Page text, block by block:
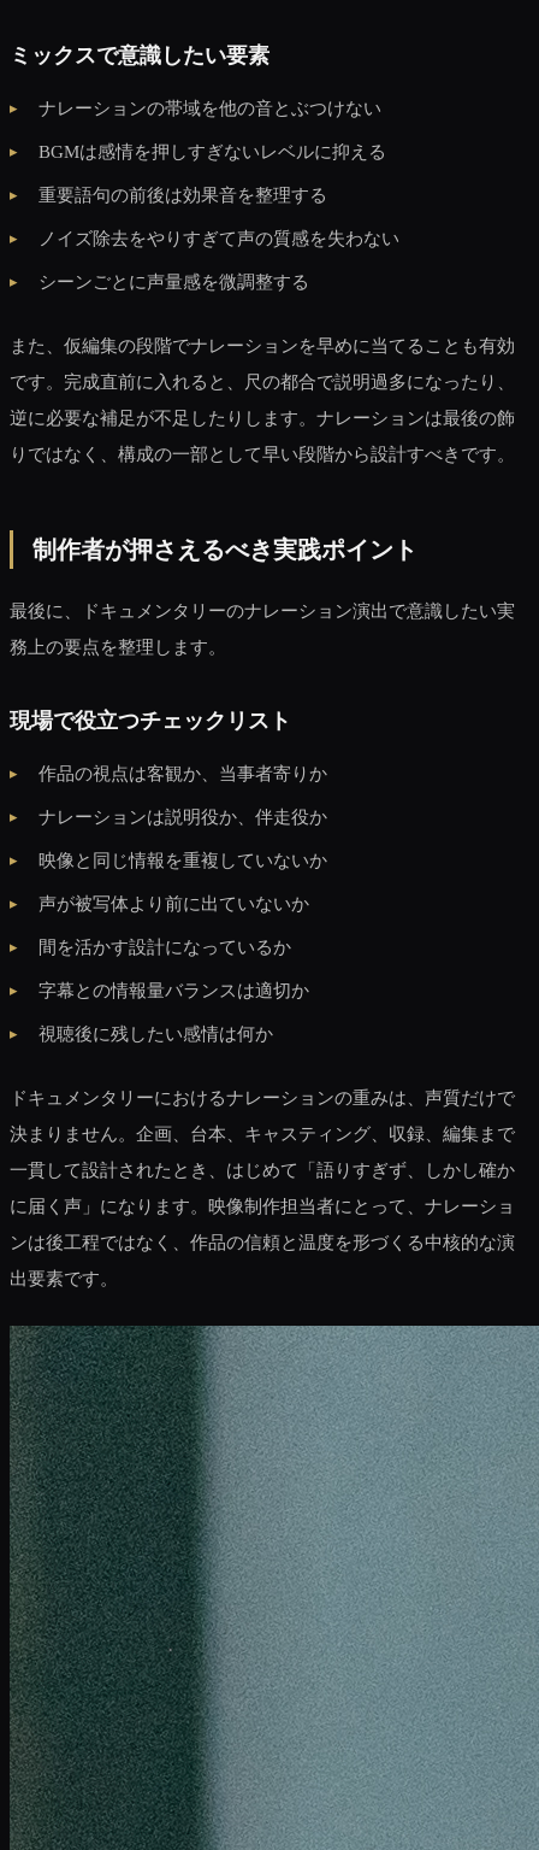
ミックスで意識したい要素
ナレーションの帯域を他の音とぶつけない
BGMは感情を押しすぎないレベルに抑える
重要語句の前後は効果音を整理する
ノイズ除去をやりすぎて声の質感を失わない
シーンごとに声量感を微調整する
また、仮編集の段階でナレーションを早めに当てることも有効
です。完成直前に入れると、尺の都合で説明過多になったり、
逆に必要な補足が不足したりします。ナレーションは最後の飾
りではなく、構成の一部として早い段階から設計すべきです。
制作者が押さえるべき実践ポイント
最後に、ドキュメンタリーのナレーション演出で意識したい実
務上の要点を整理します。
現場で役立つチェックリスト
作品の視点は客観か、当事者寄りか
ナレーションは説明役か、伴走役か
映像と同じ情報を重複していないか
声が被写体より前に出ていないか
間を活かす設計になっているか
字幕との情報量バランスは適切か
視聴後に残したい感情は何か
ドキュメンタリーにおけるナレーションの重みは、声質だけで
決まりません。企画、台本、キャスティング、収録、編集まで
一貫して設計されたとき、はじめて「語りすぎず、しかし確か
に届く声」になります。映像制作担当者にとって、ナレーショ
ンは後工程ではなく、作品の信頼と温度を形づくる中核的な演
出要素です。